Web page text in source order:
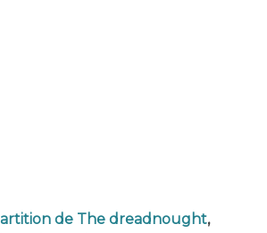
de The dreadnought,